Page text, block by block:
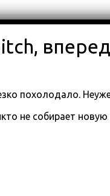
похолодало.
не собирает